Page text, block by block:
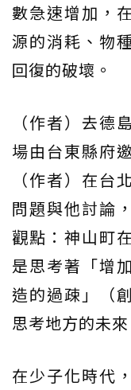
數急速增加，
源的消耗、物
回復的破壞。
（作者）去德
場由台東縣府
（作者）在台
問題與他討論
觀點：神山町
是思考著「增
造的過疎」（
思考地方的未來
在少子化時代